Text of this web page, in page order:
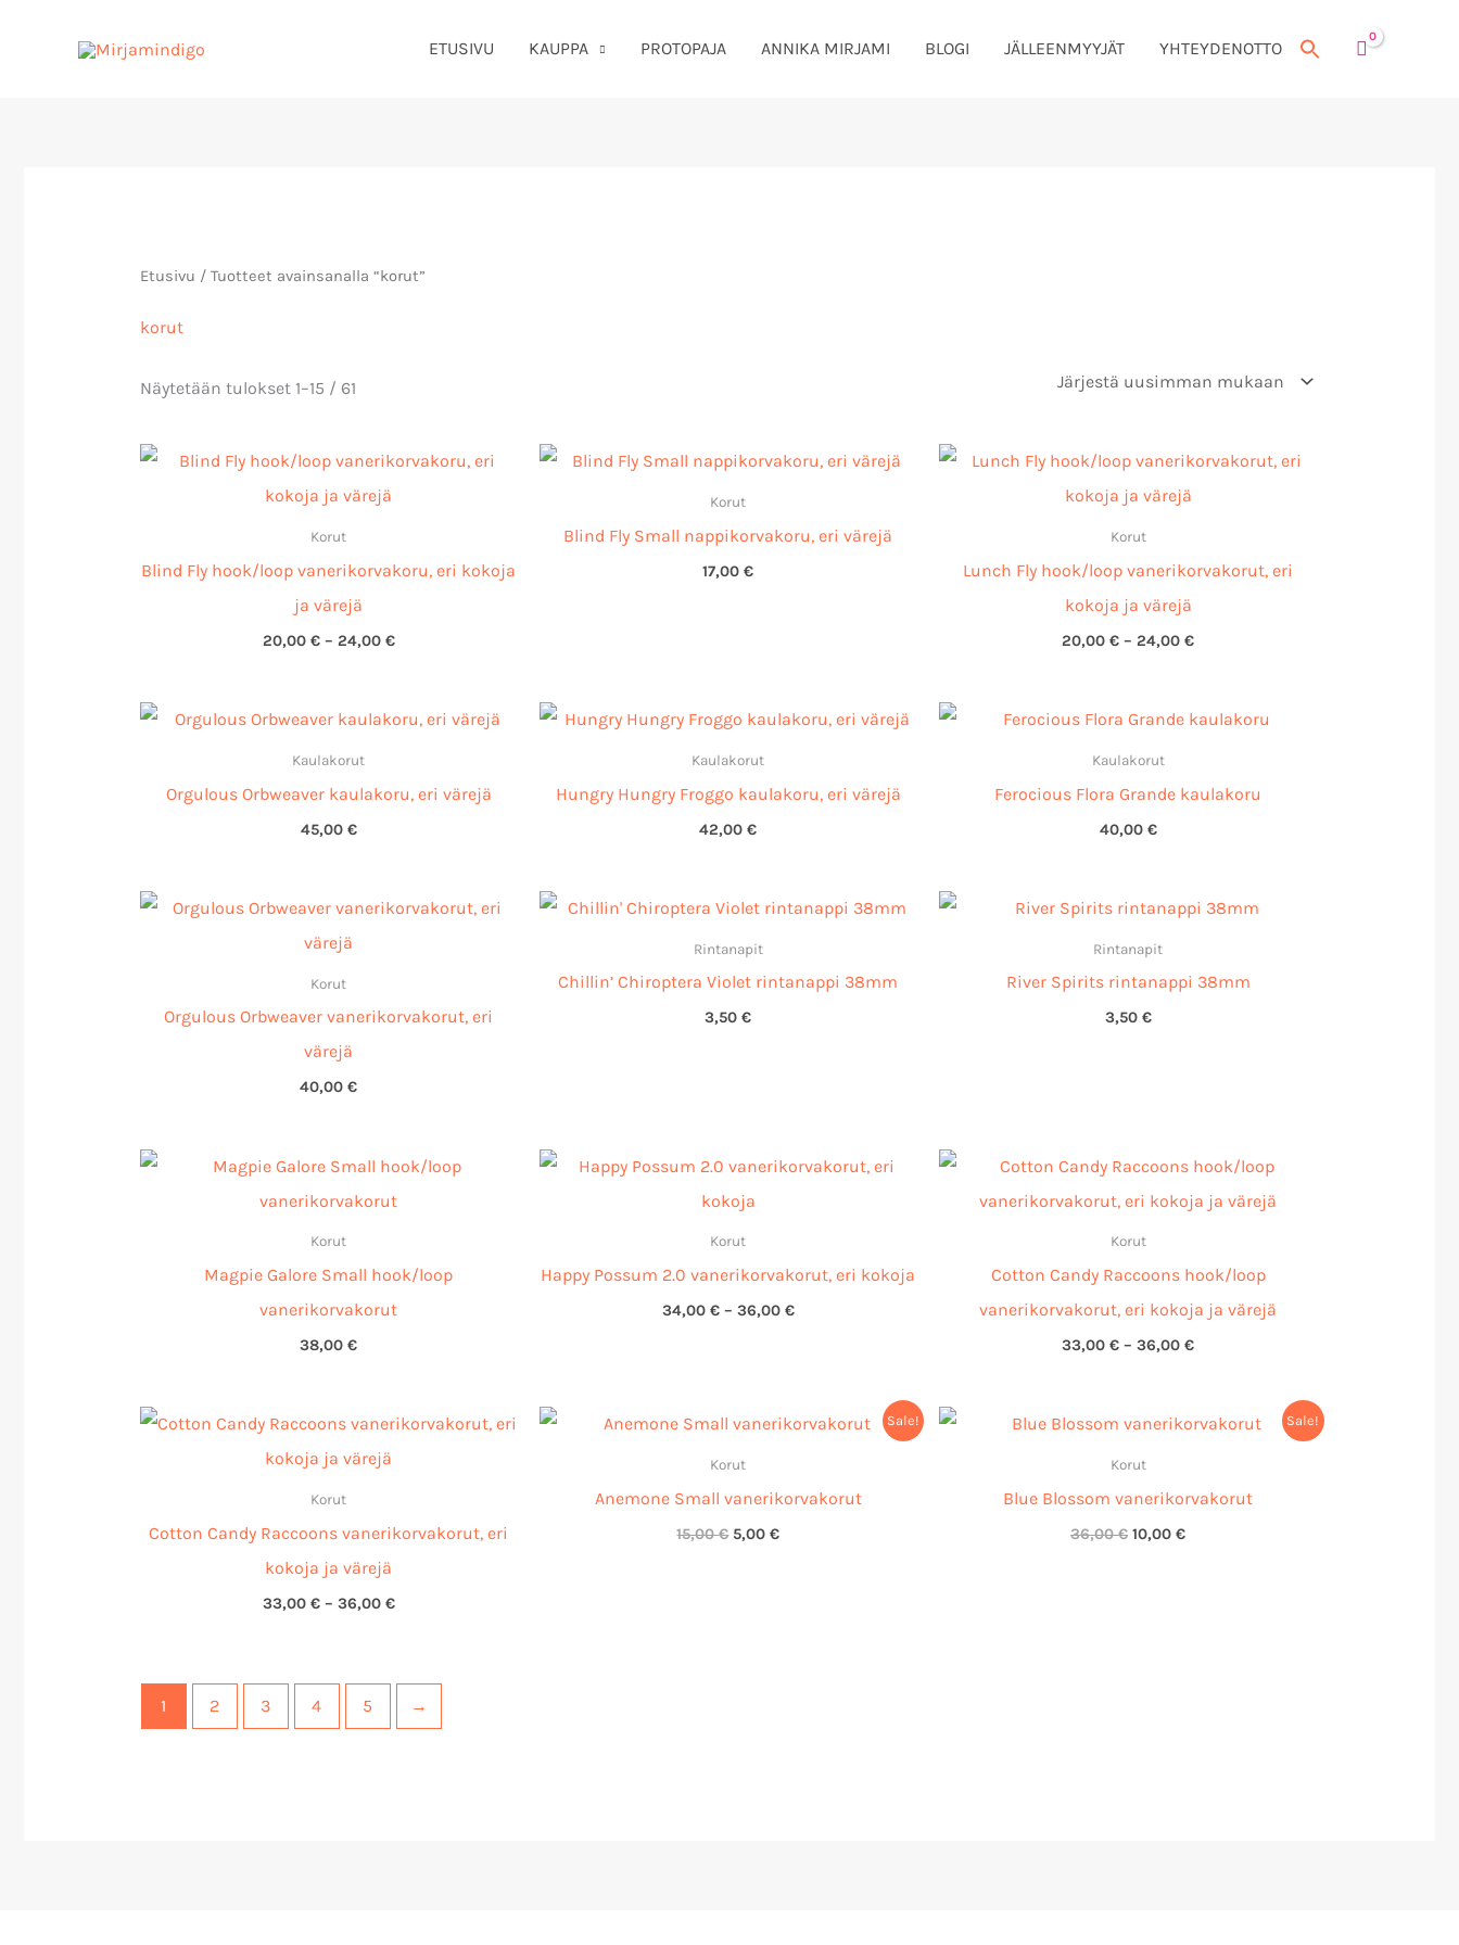
ETUSIVU KAUPPA PROTOPAJA ANNIKA MIRJAMI BLOGI JÄLLEENMYYJÄT YHTEYDENOTTO
Etusivu / Tuotteet avainsanalla “korut”
korut
Näytetään tulokset 1–15 / 61
Korut
Blind Fly hook/loop vanerikorvakoru, eri kokoja
ja värejä
20,00 € – 24,00 €
Hintaluokka:
20,00 €
Korut
Blind Fly Small nappikorvakoru, eri värejä
17,00€
Korut
Lunch Fly hook/loop vanerikorvakorut, eri
kokoja ja värejä
20,00€ – 24,00€
Hintaluokka:
20,00 €
Kaulakorut
Orgulous Orbweaver kaulakoru, eri värejä
45,00 €
Kaulakorut
Hungry Hungry Froggo kaulakoru, eri värejä
42,00€
Kaulakorut
Ferocious Flora Grande kaulakoru
40,00 €
Korut
Orgulous Orbweaver vanerikorvakorut, eri
värejä
40,00€
Rintanapit
Chillin’ Chiroptera Violet rintanappi 38mm
3,50€
Rintanapit
River Spirits rintanappi 38mm
3,50 €
Korut
Magpie Galore Small hook/loop
vanerikorvakorut
38,00€
Korut
Happy Possum 2.0 vanerikorvakorut, eri kokoja
34,00 € – 36,00 €
Hintaluokka:
34,00 €
Korut
Cotton Candy Raccoons hook/loop
vanerikorvakorut, eri kokoja ja värejä
33,00€ – 36,00€
Hintaluokka:
33,00 €
-
36,00 €
Korut
Cotton Candy Raccoons vanerikorvakorut, eri
kokoja ja värejä
33,00 € – 36,00 €
Hintaluokka:
33,00 €
Sale!
Korut
Anemone Small vanerikorvakorut
15,00€
Alkuperäinen
hinta
15,00 €.
5,00€
Nykyinen
hinta
Sale!
Korut
Blue Blossom vanerikorvakorut
36,00€
Alkuperäinen
hinta
36,00 €.
10,00€
Nykyinen
hinta
1 2 3 4 5 →